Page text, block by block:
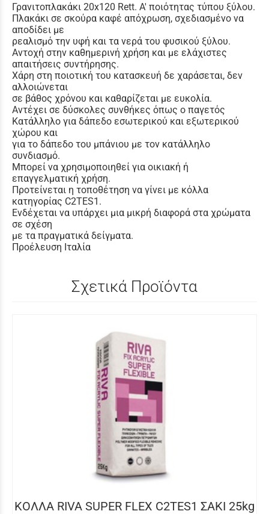
Γρανιτοπλακάκι 20x120 Rett. Α' ποιότητας τύπου ξύλου.
Πλακάκι σε σκούρα καφέ απόχρωση, σχεδιασμένο να
αποδίδει με
ρεαλισμό την υφή και τα νερά του φυσικού ξύλου.
Αντοχή στην καθημερινή χρήση και με ελάχιστες
απαιτήσεις συντήρησης.
Χάρη στη ποιοτική του κατασκευή δε χαράσεται, δεν
αλλοιώνεται
σε βάθος χρόνου και καθαρίζεται με ευκολία.
Αντέχει σε δύσκολες συνθήκες όπως ο παγετός
Κατάλληλο για δάπεδο εσωτερικού και εξωτερικού
χώρου και
για το δάπεδο του μπάνιου με τον κατάλληλο
συνδιασμό.
Μπορεί να χρησιμοποιηθεί για οικιακή ή
επαγγελματική χρήση.
Προτείνεται η τοποθέτηση να γίνει με κόλλα
κατηγορίας C2TES1.
Ενδέχεται να υπάρχει μια μικρή διαφορά στα χρώματα
σε σχέση
με τα πραγματικά δείγματα.
Προέλευση Ιταλία
Σχετικά Προϊόντα
ΚΟΛΛΑ RIVA SUPER FLEX C2TES1 ΣΑΚΙ 25kg